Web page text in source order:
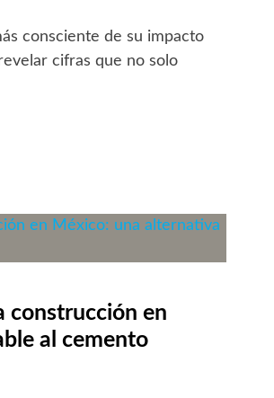
consciente de su impacto
cifras que no solo
construcción en
al cemento